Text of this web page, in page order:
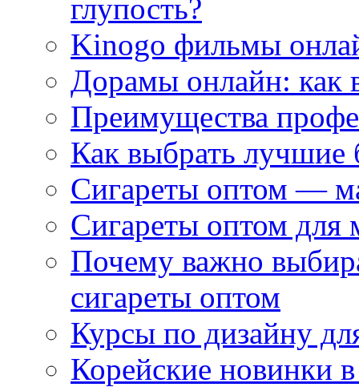
глупость?
Kinogo фильмы
Дорамы онлайн: как
Преимущества
Как выбрать
Сигареты оптом —
Сигареты оптом для
Почему важно
сигареты оптом
Курсы по дизайну
Корейские новинки